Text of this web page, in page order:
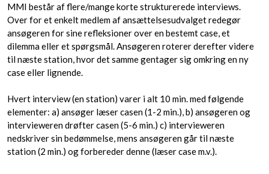
MMI består af flere/mange korte strukturerede interviews.
Over for et enkelt medlem af ansættelsesudvalget redegør
ansøgeren for sine refleksioner over en bestemt case, et
dilemma eller et spørgsmål. Ansøgeren roterer derefter videre
til næste station, hvor det samme gentager sig omkring en ny
case eller lignende.
Hvert interview (en station) varer i alt 10 min. med følgende
elementer: a) ansøger læser casen (1-2 min.), b) ansøgeren og
intervieweren drøfter casen (5-6 min.) c) intervieweren
nedskriver sin bedømmelse, mens ansøgeren går til næste
station (2 min.) og forbereder denne (læser case m.v.).